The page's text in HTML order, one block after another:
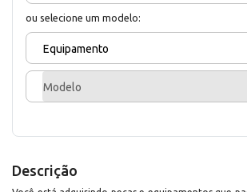
ou selecione um modelo:
Equipamento
Modelo
Descrição